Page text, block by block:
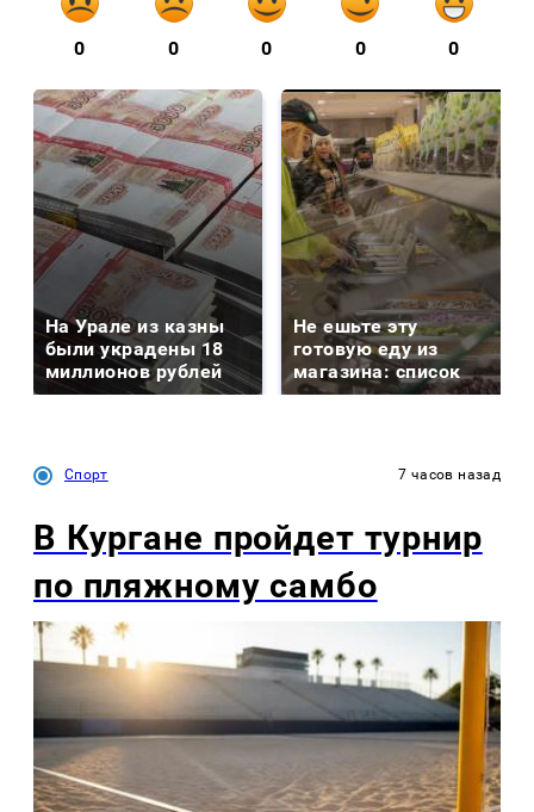
0 0 0 0 0
На Урале из казны
были украдены 18
миллионов рублей
Не ешьте эту
готовую еду из
магазина: список
Спорт 7 часов назад
В Кургане пройдет турнир
по пляжному самбо